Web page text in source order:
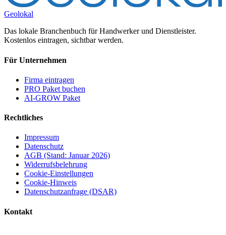
Geolokal
Das lokale Branchenbuch für Handwerker und Dienstleister.
Kostenlos eintragen, sichtbar werden.
Für Unternehmen
Firma eintragen
PRO Paket buchen
AI-GROW Paket
Rechtliches
Impressum
Datenschutz
AGB (Stand: Januar 2026)
Widerrufsbelehrung
Cookie-Einstellungen
Cookie-Hinweis
Datenschutzanfrage (DSAR)
Kontakt